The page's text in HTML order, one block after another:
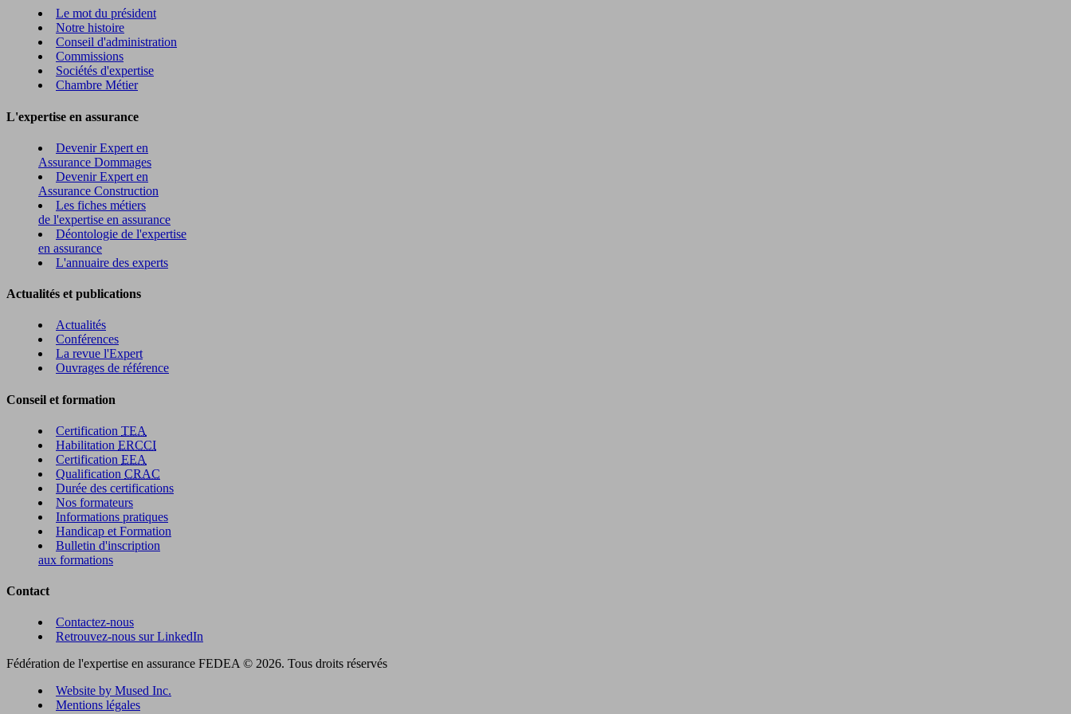
Le mot du président
Notre histoire
Conseil d'administration
Commissions
Sociétés d'expertise
Chambre Métier
L'expertise en assurance
Devenir Expert en
Assurance Dommages
Devenir Expert en
Assurance Construction
Les fiches métiers
de l'expertise en assurance
Déontologie de l'expertise
en assurance
L'annuaire des experts
Actualités et publications
Actualités
Conférences
La revue l'Expert
Ouvrages de référence
Conseil et formation
Certification TEA
Habilitation ERCCI
Certification EEA
Qualification CRAC
Durée des certifications
Nos formateurs
Informations pratiques
Handicap et Formation
Bulletin d'inscription
aux formations
Contact
Contactez-nous
Retrouvez-nous sur LinkedIn
Fédération de l'expertise en assurance FEDEA © 2026. Tous droits réservés
Website by Mused Inc.
Mentions légales